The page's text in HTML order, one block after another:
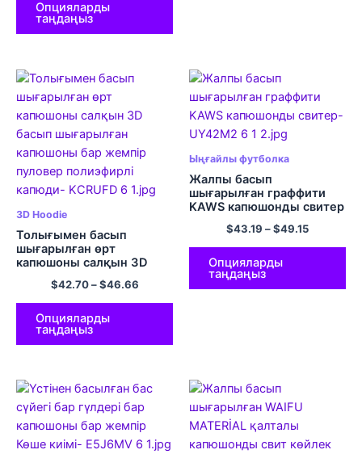
Полиэстер пуловер
капюди
Опцияларды
таңдаңыз
3D Hoodie
Толығымен басып
шығарылған өрт
капюшоны салқын 3D
басып шығарылған
капюшоны бар жемпір
пуловер полиэфирлі
капюди
$42.70–$46.66
Опцияларды
таңдаңыз
Ыңғайлы футболка
Жалпы басып
шығарылған граффити
KAWS капюшонды свитер
$43.19 –$49.15
Опцияларды
таңдаңыз